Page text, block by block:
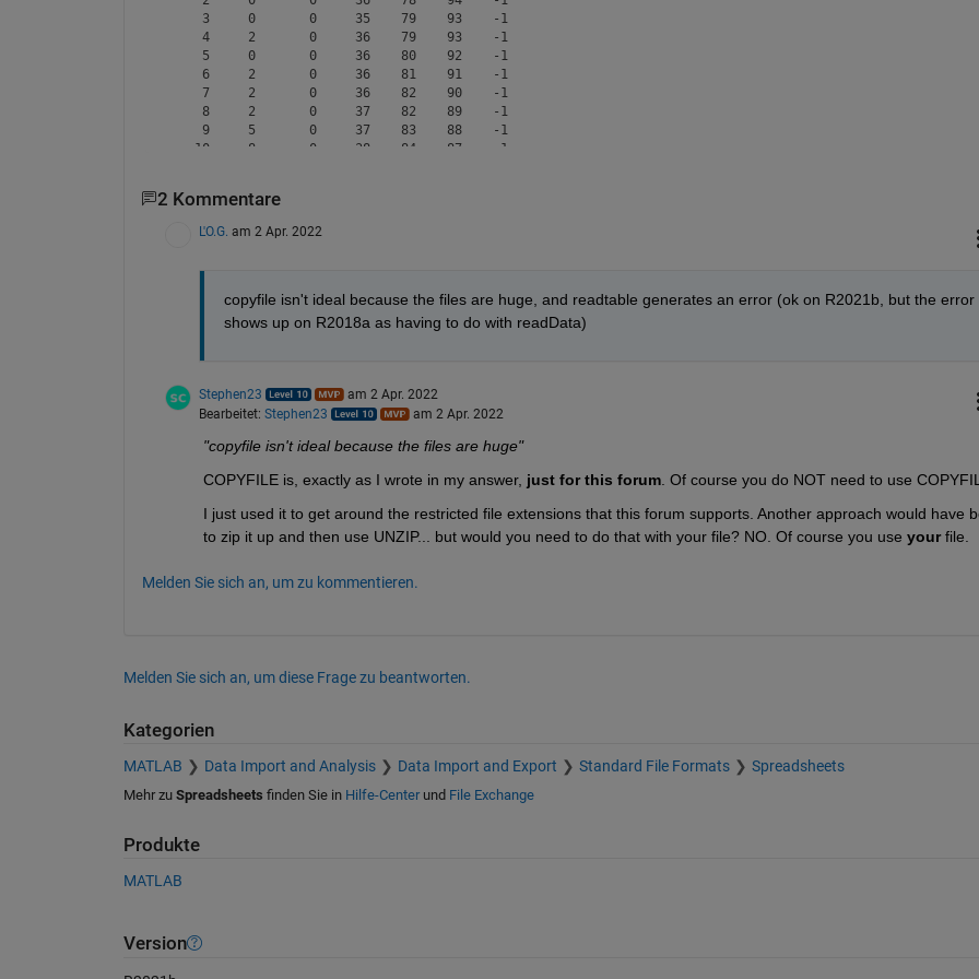
     3     0       0     35    79    93    -1
     4     2       0     36    79    93    -1
     5     0       0     36    80    92    -1
     6     2       0     36    81    91    -1
     7     2       0     36    82    90    -1
     8     2       0     37    82    89    -1
     9     5       0     37    83    88    -1
    10     8       0     38    84    87    -1
    13     2       0     39    85    86    -1
2 Kommentare
L'O.G. am 2 Apr. 2022
copyfile isn't ideal because the files are huge, and readtable generates an error (ok on R2021b, but the error
shows up on R2018a as having to do with readData)
Stephen23
am 2 Apr. 2022
Bearbeitet: Stephen23 am 2 Apr. 2022
"copyfile isn't ideal because the files are huge"
COPYFILE is, exactly as I wrote in my answer, just for this forum. Of course you do NOT need to use
I just used it to get around the restricted file extensions that this forum supports. Another approach would have
to zip it up and then use UNZIP... but would you need to do that with your file? NO. Of course you use your file.
Melden Sie sich an, um zu kommentieren.
Melden Sie sich an, um diese Frage zu beantworten.
Kategorien
MATLAB Data Import and Analysis Data Import and Export Standard File Formats Spreadsheets
Mehr zu Spreadsheets finden Sie in Hilfe-Centerund File Exchange
Produkte
MATLAB
Version